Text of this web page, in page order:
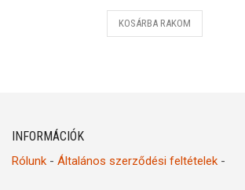
KOSÁRBA RAKOM
INFORMÁCIÓK
Rólunk - Általános szerződési feltételek -